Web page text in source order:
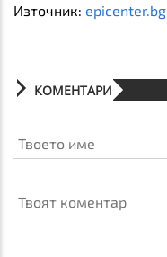
Източник: epicenter.bg
КОМЕНТАРИ
Твоето име
Твоят коментар